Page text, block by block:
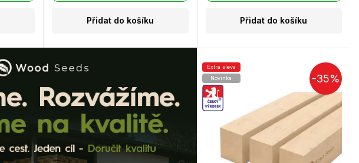
Přidat do košíku Přidat do košíku
-35%
Extra sleva
Novinka